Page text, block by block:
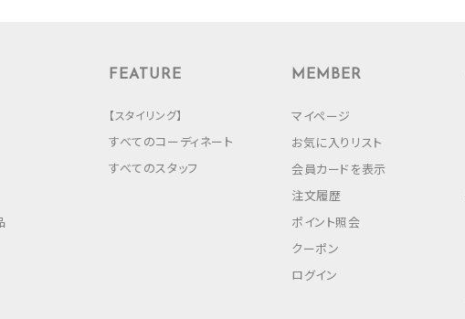
FEATURE
【スタイリング】
すべてのコーディネート
すべてのスタッフ
MEMBER
マイページ
お気に入りリスト
会員カードを表示
注文履歴
ポイント照会
クーポン
ログイン